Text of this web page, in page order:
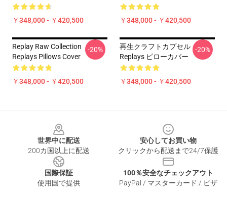
￥348,000 - ￥420,500 ￥348,000 - ￥420,500
Replay Raw Collection
Replays Pillows Cover
￥348,000 - ￥420,500
-20%
再生クラフトカプセル
Replays ピローカバー
￥348,000 - ￥420,500
-20%
世界中に配送
200カ国以上に配送
安心してお買い物
クリックから配送まで24/7保護
国際保証
使用国で提供
100％安全なチェックアウト
PayPal / マスターカード / ビザ